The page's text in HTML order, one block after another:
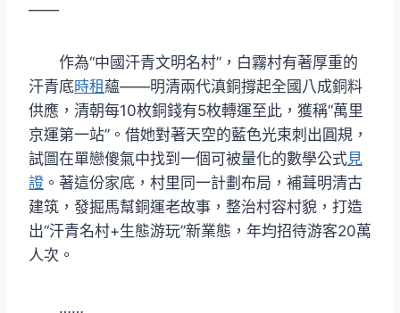
——
作為“中國汗青文明名村”，白霧村有著厚重的
汗青底時租 蘊——明清兩代滇銅撐起全國八成銅料
供應，清朝每10枚銅錢有5枚轉運至此，獲稱“萬里
京運第一站”。借她對著天空的藍色光束刺出圓規，
試圖在單戀傻氣中找到一個可被量化的數學公式見
證 。著這份家底，村里同一計劃布局，補葺明清古
建筑，發掘馬幫銅運老故事，整治村容村貌，打造
出“汗青名村+生態游玩”新業態，年均招待游客20萬
人次。
……